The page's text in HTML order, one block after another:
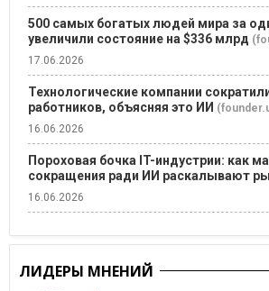
500 самых богатых людей мира за
увеличили состояние на $336 млрд
17.06.2026
Технологические компании
работников, объясняя это ИИ
16.06.2026
Пороховая бочка IT-индустрии: как
сокращения ради ИИ раскалывают
16.06.2026
ЛИДЕРЫ МНЕНИЙ